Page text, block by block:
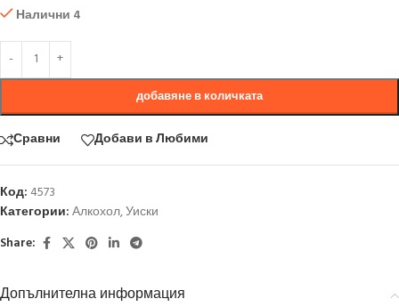
Налични 4
добавяне в количката
Сравни Добави в Любими
Код: 4573
Категории:Алкохол,Уиски
Share:
Допълнителна информация